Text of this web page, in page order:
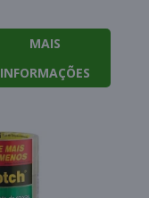
MAIS
INFORMAÇÕES